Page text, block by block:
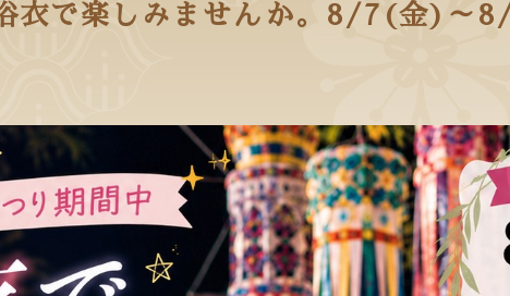
浴衣で楽しみませんか。8/7(金)～